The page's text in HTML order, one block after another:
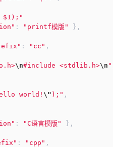
$1);"
: "printf模版" },
: "cc" ,
\n#include <stdlib.h>\n "
world! \" );" ,
: "C语言模版" },
: "cpp" ,